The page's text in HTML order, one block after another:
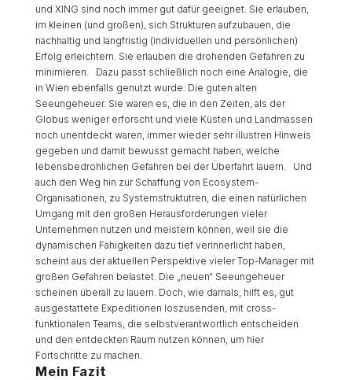
und XING sind noch immer gut dafür geeignet. Sie erlauben,
im kleinen (und großen), sich Strukturen aufzubauen, die
nachhaltig und langfristig (individuellen und persönlichen)
Erfolg erleichtern. Sie erlauben die drohenden Gefahren zu
minimieren. Dazu passt schließlich noch eine Analogie, die
in Wien ebenfalls genutzt wurde: Die guten alten
Seeungeheuer. Sie waren es, die in den Zeiten, als der
Globus weniger erforscht und viele Küsten und Landmassen
noch unentdeckt waren, immer wieder sehr illustren Hinweis
gegeben und damit bewusst gemacht haben, welche
lebensbedrohlichen Gefahren bei der Überfahrt lauern. Und
auch den Weg hin zur Schaffung von Ecosystem-
Organisationen, zu Systemstruktutren, die einen natürlichen
Umgang mit den großen Herausforderungen vieler
Unternehmen nutzen und meistern können, weil sie die
dynamischen Fähigkeiten dazu tief verinnerlicht haben,
scheint aus der aktuellen Perspektive vieler Top-Manager mit
großen Gefahren belastet. Die „neuen“ Seeungeheuer
scheinen überall zu lauern. Doch, wie damals, hilft es, gut
ausgestattete Expeditionen loszusenden, mit cross-
funktionalen Teams, die selbstverantwortlich entscheiden
und den entdeckten Raum nutzen können, um hier
Fortschritte zu machen.
Mein Fazit